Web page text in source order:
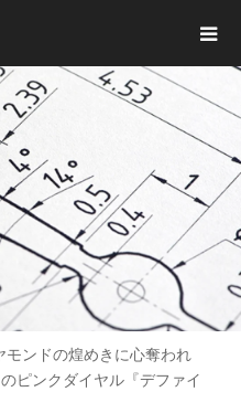
モンドの煌めきに心奪われ
ピンクダイヤル『デファイ